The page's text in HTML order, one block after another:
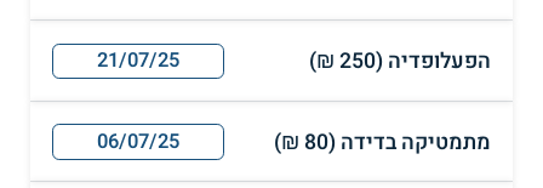
הפעלופדיה (250 ₪) 21/07/25
מתמטיקה בדידה (80 ₪) 06/07/25